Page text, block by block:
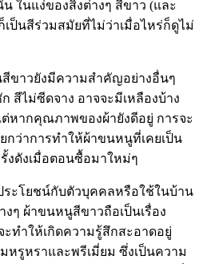
ในแง่ของสิ่งต่างๆ สีขาว (และ
เป็นสีร่วมสมัยที่ไม่ว่าเมื่อไหร่ก็ดูไม่
ขาวยังมีความสำคัญอย่างอื่นๆ
สีไม่ซีดจาง อาจจะมีเหลืองบ้าง
ต่หากคุณภาพของผ้ายังดีอยู่ การจะ
ว่าการทำให้ผ้าขนหนูที่เคยเป็น
งดังเมื่อตอนซื้อมาใหม่ๆ
ะโยชน์กับตัวบุคคลหรือใช้ในบ้าน
ๆ ผ้าขนหนูสีขาวถือเป็นเรื่อง
ะทำให้เกิดความรู้สึกสะอาดอยู่
หรูหราและพรีเมี่ยม ซึ่งเป็นความ